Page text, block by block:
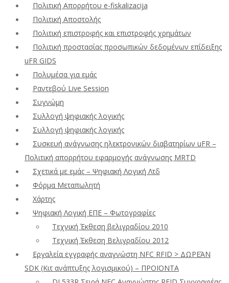
Πολιτική Απορρήτου e-fiskalizacija
Πολιτική Αποστολής
Πολιτική επιστροφής και επιστροφής χρημάτων
Πολιτική προστασίας προσωπικών δεδομένων επίδειξης
uFR GIDS
Πολυμέσα για εμάς
Ραντεβού Live Session
Συγνώμη
Συλλογή ψηφιακής λογικής
Συλλογή ψηφιακής λογικής
Συσκευή ανάγνωσης ηλεκτρονικών διαβατηρίων uFR –
Πολιτική απορρήτου εφαρμογής ανάγνωσης MRTD
Σχετικά με εμάς – Ψηφιακή Λογική Λτδ
Φόρμα Μεταπωλητή
Χάρτης
Ψηφιακή Λογική ΕΠΕ – Φωτογραφίες
Τεχνική Έκθεση βελιγραδίου 2010
Τεχνική Έκθεση Βελιγραδίου 2012
Εργαλεία εγγραφής αναγνώστη NFC RFID > ΔΩΡΕΆΝ
SDK (Κιτ ανάπτυξης λογισμικού) – ΠΡΟΪΟΝΤΑ